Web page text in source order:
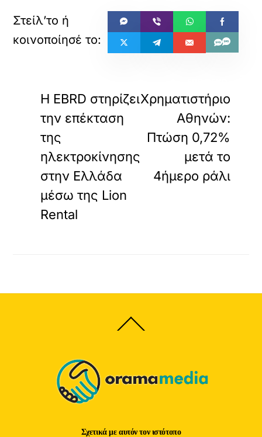
Η EBRD στηρίζει
την επέκταση
της
ηλεκτροκίνησης
στην Ελλάδα
μέσω της Lion
Rental
Χρηματιστήριο
Αθηνών:
Πτώση 0,72%
μετά το
4ήμερο ράλι
Back
To
Σχετικά με αυτόν τον ιστότοπο